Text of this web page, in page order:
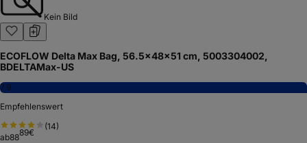
Kein Bild
ECOFLOW Delta Max Bag, 56.5×48×51 cm, 5003304002,
BDELTAMax-US
7,9
Empfehlenswert
(14)
ab8889€